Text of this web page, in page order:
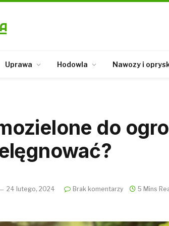
Uprawa Hodowla Nawozy i
do
24 lutego, 2024 Brak komentarzy 5 Mins